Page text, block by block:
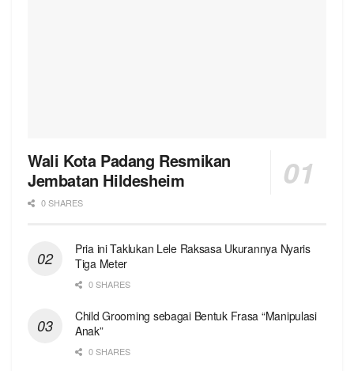
Wali Kota Padang Resmikan
Jembatan Hildesheim
0 SHARES
Pria ini Taklukan Lele Raksasa Ukurannya Nyaris
Tiga Meter
0 SHARES
Child Grooming sebagai Bentuk Frasa “Manipulasi
Anak”
0 SHARES